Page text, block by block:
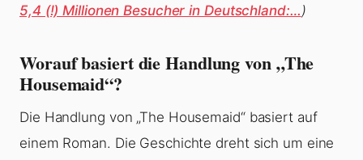
5,4 (!) Millionen Besucher in Deutschland:…)
Worauf basiert die Handlung von „The
Housemaid“?
Die Handlung von „The Housemaid“ basiert auf
einem Roman. Die Geschichte dreht sich um eine